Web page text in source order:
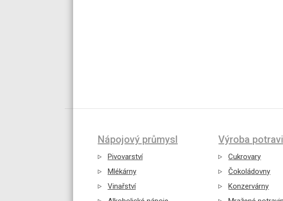
Nápojový průmysl
Pivovarství
Mlékárny
Vinařství
Výroba
Cukrovary
Čokoládovny
Konzervárny